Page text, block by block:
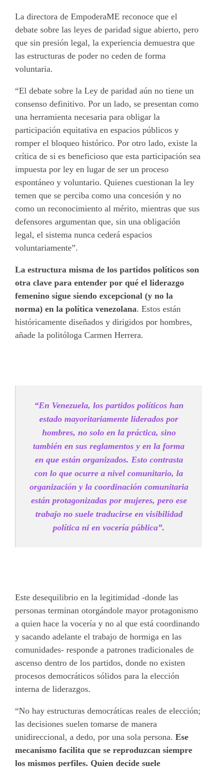
La directora de EmpoderaME reconoce que el
debate sobre las leyes de paridad sigue abierto, pero
que sin presión legal, la experiencia demuestra que
las estructuras de poder no ceden de forma
voluntaria.
“El debate sobre la Ley de paridad aún no tiene un
consenso definitivo. Por un lado, se presentan como
una herramienta necesaria para obligar la
participación equitativa en espacios públicos y
romper el bloqueo histórico. Por otro lado, existe la
crítica de si es beneficioso que esta participación sea
impuesta por ley en lugar de ser un proceso
espontáneo y voluntario. Quienes cuestionan la ley
temen que se perciba como una concesión y no
como un reconocimiento al mérito, mientras que sus
defensores argumentan que, sin una obligación
legal, el sistema nunca cederá espacios
voluntariamente”.
La estructura misma de los partidos políticos son
otra clave para entender por qué el liderazgo
femenino sigue siendo excepcional (y no la
norma) en la política venezolana. Estos están
históricamente diseñados y dirigidos por hombres,
añade la politóloga Carmen Herrera.
“En Venezuela, los partidos políticos han
estado mayoritariamente liderados por
hombres, no solo en la práctica, sino
también en sus reglamentos y en la forma
en que están organizados. Esto contrasta
con lo que ocurre a nivel comunitario, la
organización y la coordinación comunitaria
están protagonizadas por mujeres, pero ese
trabajo no suele traducirse en visibilidad
política ni en vocería pública”.
Este desequilibrio en la legitimidad -donde las
personas terminan otorgándole mayor protagonismo
a quien hace la vocería y no al que está coordinando
y sacando adelante el trabajo de hormiga en las
comunidades- responde a patrones tradicionales de
ascenso dentro de los partidos, donde no existen
procesos democráticos sólidos para la elección
interna de liderazgos.
“No hay estructuras democráticas reales de elección;
las decisiones suelen tomarse de manera
unidireccional, a dedo, por una sola persona.Ese
mecanismo facilita que se reproduzcan siempre
los mismos perfiles. Quien decide suele